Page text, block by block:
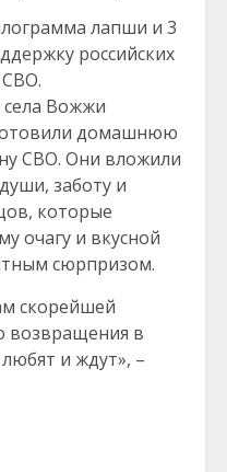
лапши и 3
российских
Вожжи
домашнюю
СВО. Они вложили
заботу и
которые
очагу и вкусной
сюрпризом.
скорейшей
возвращения в
и ждут», –